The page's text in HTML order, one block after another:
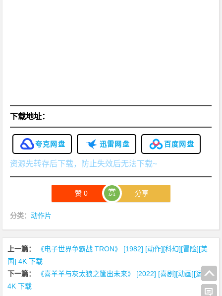
下载地址：
夸克网盘 迅雷网盘 百度网盘
资源先转存后下载，防止失效后无法下载~
赞0 赏 分享
分类：动作片
上一篇：
《电子世界争霸战 TRON》 [1982] [动作][科幻][冒险][美
国] 4K 下载
下一篇：
《喜羊羊与灰太狼之筐出未来》 [2022] [喜剧][动画][运动]
4K 下载